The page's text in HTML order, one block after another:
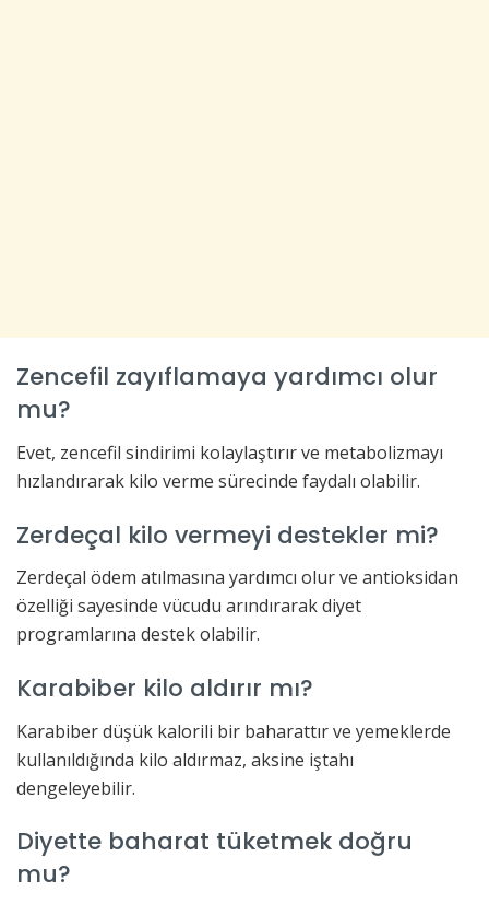
Zencefil zayıflamaya yardımcı olur
mu?
Evet, zencefil sindirimi kolaylaştırır ve metabolizmayı
hızlandırarak kilo verme sürecinde faydalı olabilir.
Zerdeçal kilo vermeyi destekler mi?
Zerdeçal ödem atılmasına yardımcı olur ve antioksidan
özelliği sayesinde vücudu arındırarak diyet
programlarına destek olabilir.
Karabiber kilo aldırır mı?
Karabiber düşük kalorili bir baharattır ve yemeklerde
kullanıldığında kilo aldırmaz, aksine iştahı
dengeleyebilir.
Diyette baharat tüketmek doğru
mu?